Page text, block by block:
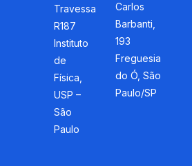
Travessa
R187
Instituto
de
Física,
USP –
São
Paulo
Carlos
Barbanti,
193
Freguesia
do Ó, São
Paulo/SP